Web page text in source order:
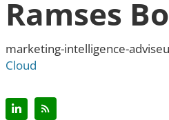
Ramses
marketing-intelligence-
Cloud